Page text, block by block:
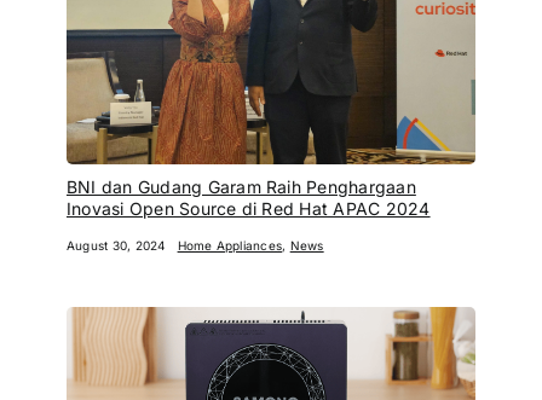
BNI dan Gudang Garam Raih Penghargaan
Inovasi Open Source di Red Hat APAC 2024
August 30, 2024 Home Appliances, News